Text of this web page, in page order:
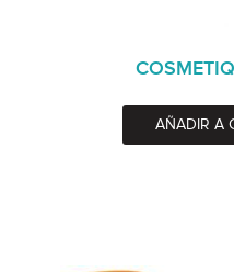
AÑADIR A